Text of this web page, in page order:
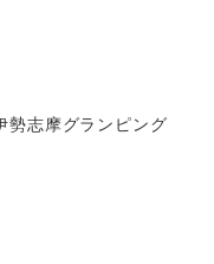
勢志摩グランピング